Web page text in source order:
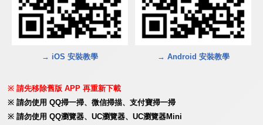
→ iOS 安裝教學 → Android 安裝教學
請先移除舊版 APP 再重新下載
請勿使用 QQ掃一掃、微信掃描、支付寶掃一掃
請勿使用 QQ瀏覽器、UC瀏覽器、UC瀏覽器Mini